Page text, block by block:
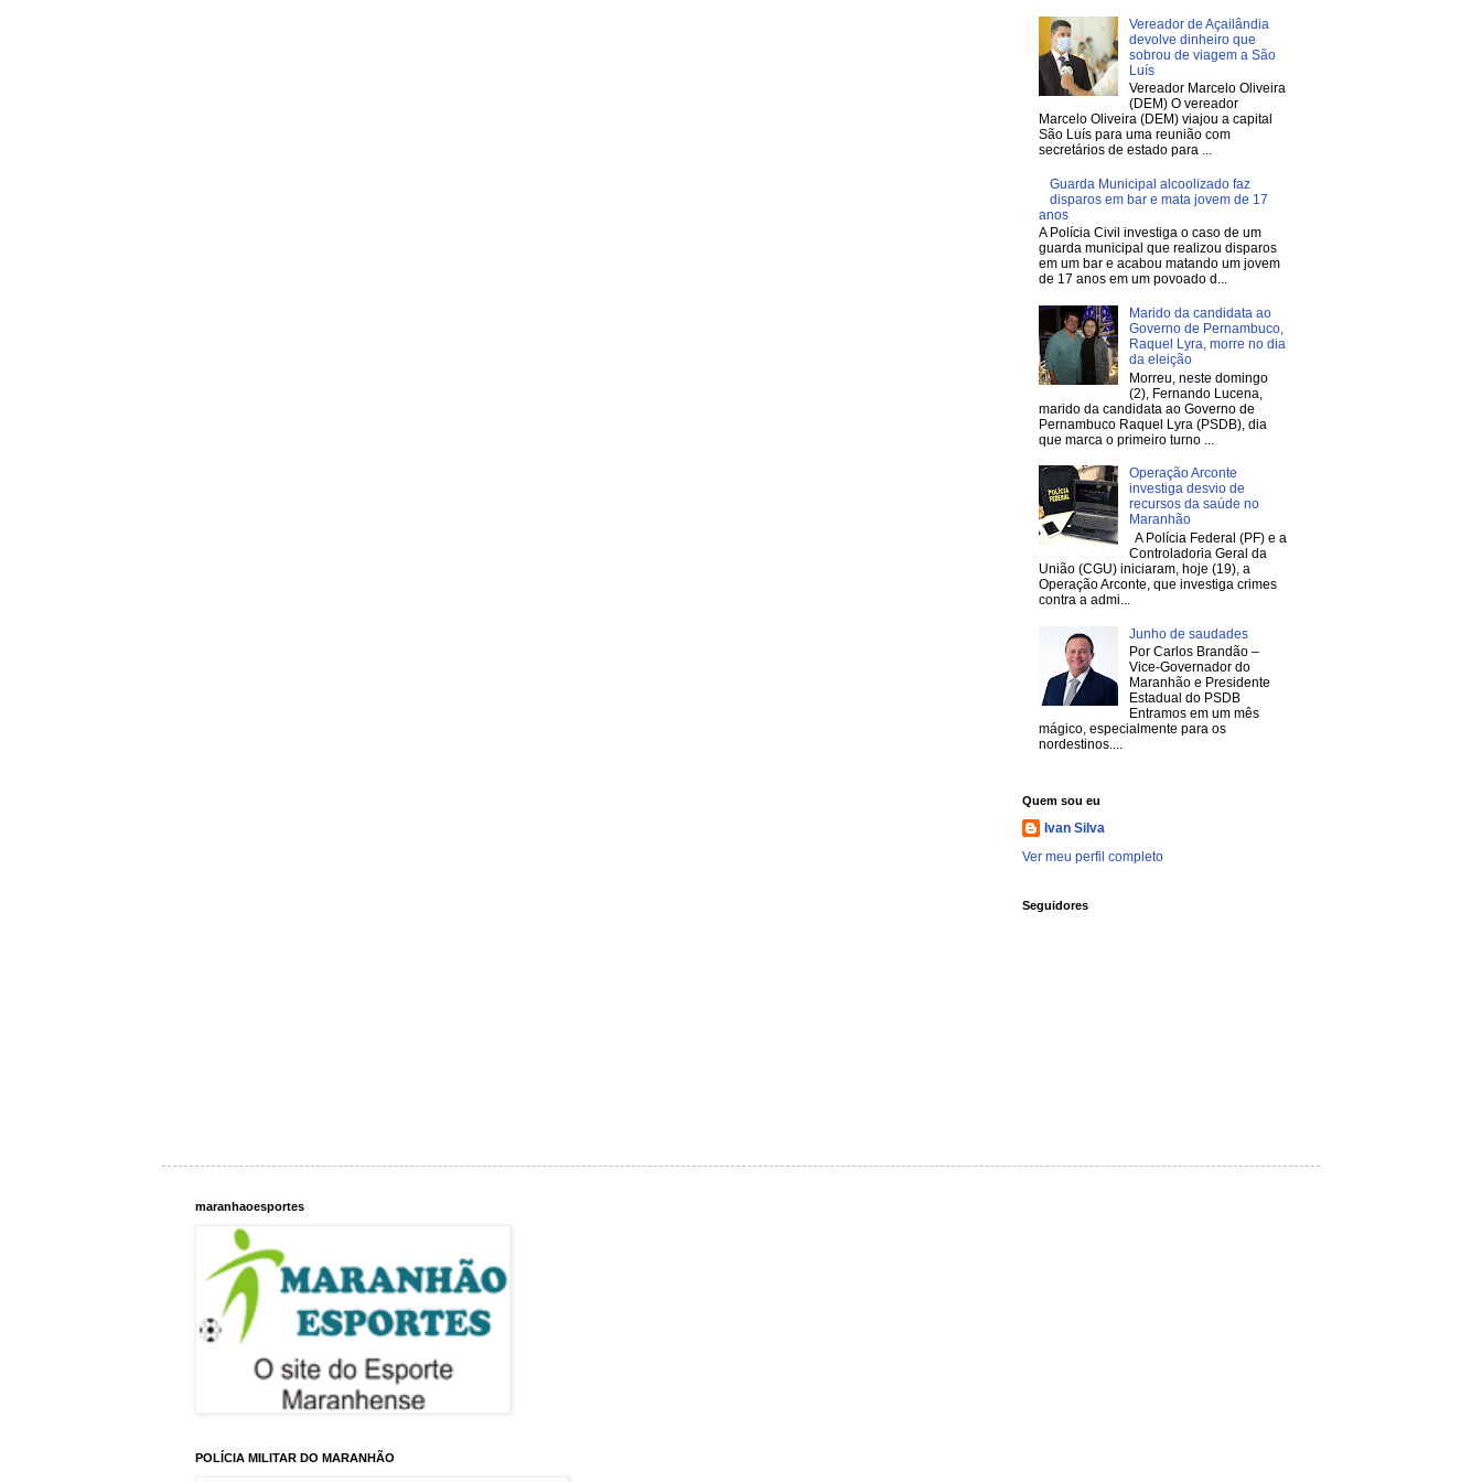
Vereador de Açailândia
devolve dinheiro que
sobrou de viagem a São
Luís
Vereador Marcelo Oliveira
(DEM) O vereador
Marcelo Oliveira (DEM) viajou a capital
São Luís para uma reunião com
secretários de estado para ...
Guarda Municipal alcoolizado faz
disparos em bar e mata jovem de 17
anos
A Polícia Civil investiga o caso de um
guarda municipal que realizou disparos
em um bar e acabou matando um jovem
de 17 anos em um povoado d...
Marido da candidata ao
Governo de Pernambuco,
Raquel Lyra, morre no dia
da eleição
Morreu, neste domingo
(2), Fernando Lucena,
marido da candidata ao Governo de
Pernambuco Raquel Lyra (PSDB), dia
que marca o primeiro turno ...
Operação Arconte
investiga desvio de
recursos da saúde no
Maranhão
A Polícia Federal (PF) e a
Controladoria Geral da
União (CGU) iniciaram, hoje (19), a
Operação Arconte, que investiga crimes
contra a admi...
Junho de saudades
Por Carlos Brandão –
Vice-Governador do
Maranhão e Presidente
Estadual do PSDB
Entramos em um mês
mágico, especialmente para os
nordestinos....
Quem sou eu
Ivan Silva
Ver meu perfil completo
Seguidores
maranhaoesportes
POLÍCIA MILITAR DO MARANHÃO